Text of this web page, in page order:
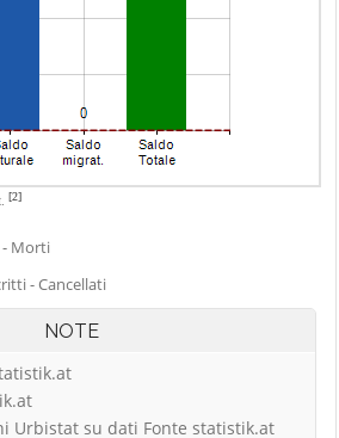
[2]
- Morti
- Cancellati
NOTE
Urbistat su dati Fonte statistik.at